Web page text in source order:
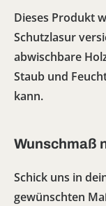
Dieses Produkt
Schutzlasur
abwischbare
Staub und
kann.
Wunschmaß
Schick uns in
gewünschten